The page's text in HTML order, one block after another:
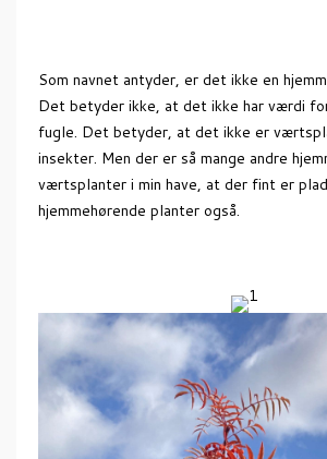
Som navnet antyder, er det ikke en
Det betyder ikke, at det ikke har værdi
fugle. Det betyder, at det ikke er
insekter. Men der er så mange andre
værtsplanter i min have, at der fint er
hjemmehørende planter også.